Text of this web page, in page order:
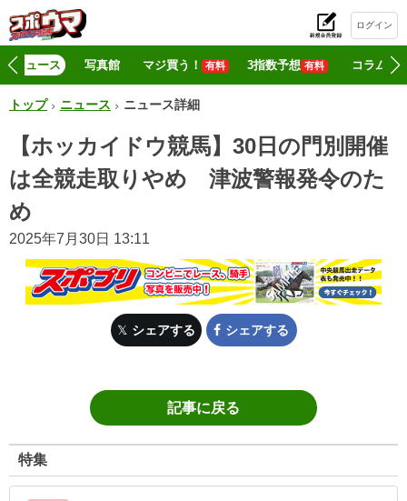
ログイン
ニュース 写真館 マジ買う！ 有料 3指数予想 有料 コラム
トップ ニュース ニュース詳細
【ホッカイドウ競馬】30日の門別開催
は全競走取りやめ 津波警報発令のた
め
2025年7月30日 13:11
シェアする シェアする
記事に戻る
特集